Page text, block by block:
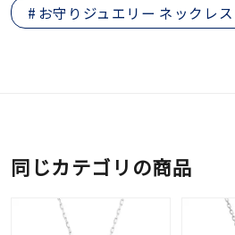
お守りジュエリー ネックレス
同じカテゴリの商品